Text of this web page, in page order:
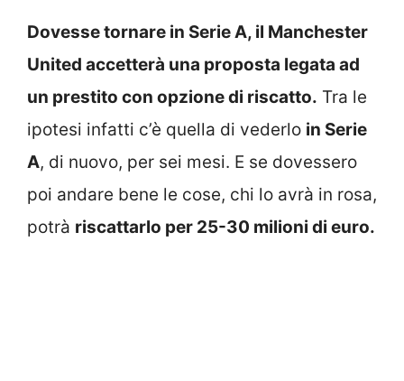
Dovesse tornare in Serie A, il Manchester
United accetterà una proposta legata ad
un prestito con opzione di riscatto. Tra le
ipotesi infatti c’è quella di vederlo in Serie
A, di nuovo, per sei mesi. E se dovessero
poi andare bene le cose, chi lo avrà in rosa,
potrà riscattarlo per 25-30 milioni di euro.